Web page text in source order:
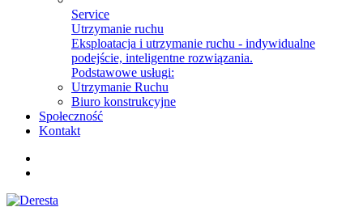
Service
Utrzymanie ruchu
Eksploatacja i utrzymanie ruchu - indywidualne
podejście, inteligentne rozwiązania.
Podstawowe usługi:
Utrzymanie Ruchu
Biuro konstrukcyjne
Społeczność
Kontakt